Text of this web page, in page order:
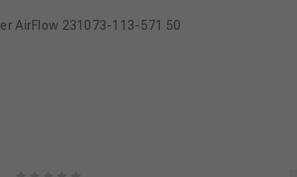
AirFlow 231073-113-571 50